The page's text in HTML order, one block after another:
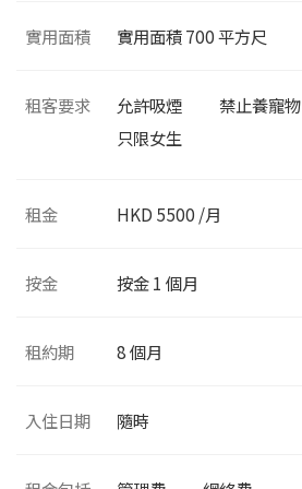
實用面積 實用面積700平方尺
租客要求 允許吸煙 禁止養寵物
只限女生
租金 HKD 5500 /月
按金 按金 1 個月
租約期 8 個月
入住日期 隨時